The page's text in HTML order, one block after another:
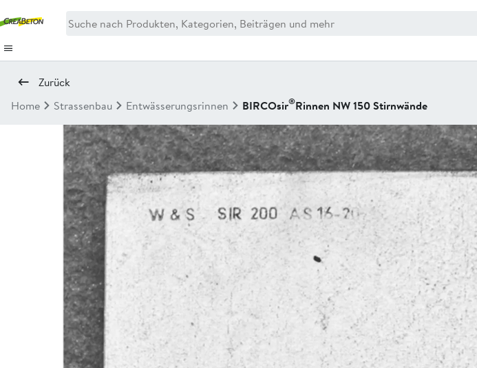
Zurück
Home
Strassenbau Entwässerungsrinnen BIRCOsir®Rinnen NW 150 Stirnwände